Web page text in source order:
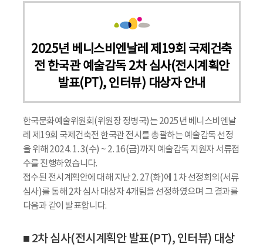
2025년 베니스비엔날레 제19회 국제건축
전 한국관 예술감독 2차 심사(전시계획안
발표(PT), 인터뷰) 대상자 안내
한국문화예술위원회(위원장 정병국)는 2025년 베니스비엔날
레 제19회 국제건축전 한국관 전시를 총괄하는 예술감독 선정
을 위해 2024. 1. 3(수) ~ 2. 16(금)까지 예술감독 지원자 서류접
수를 진행하였습니다.
접수된 전시계획안에 대해 지난 2. 27(화)에 1차 선정회의(서류
심사)를 통해 2차 심사 대상자 4개팀을 선정하였으며 그 결과를
다음과 같이 발표합니다.
■ 2차 심사(전시계획안 발표(PT), 인터뷰) 대상